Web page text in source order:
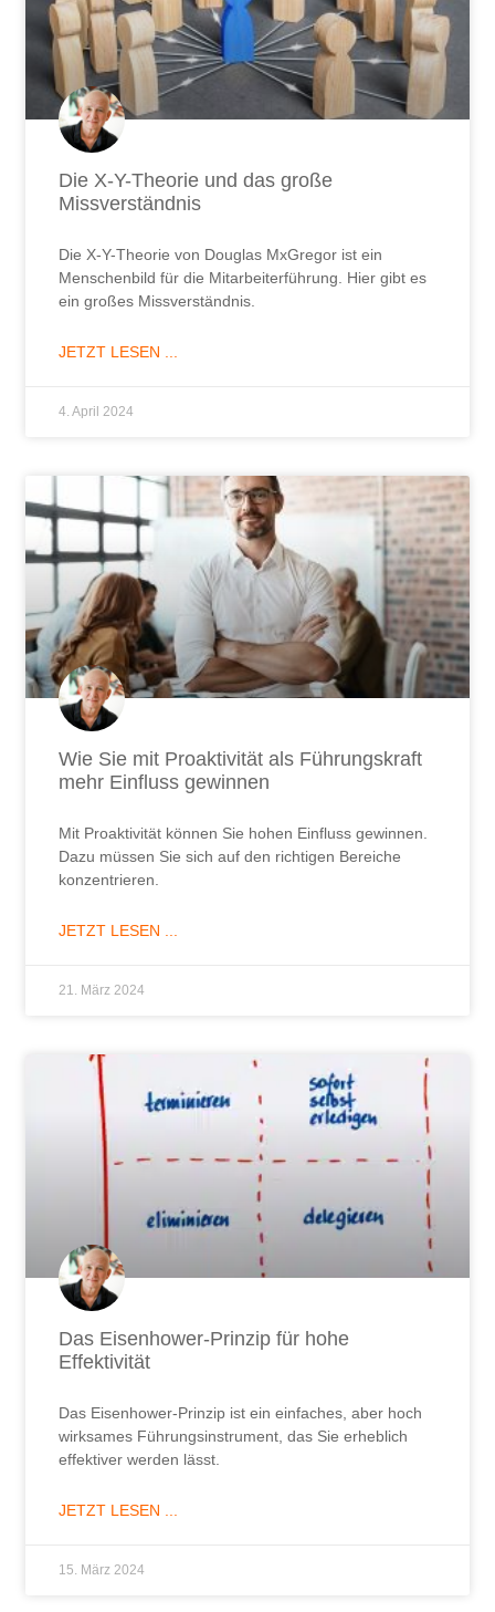
Die X-Y-Theorie und das große
Missverständnis
Die X-Y-Theorie von Douglas MxGregor ist ein
Menschenbild für die Mitarbeiterführung. Hier gibt es
ein großes Missverständnis.
JETZT LESEN ...
4. April 2024
Wie Sie mit Proaktivität als Führungskraft
mehr Einfluss gewinnen
Mit Proaktivität können Sie hohen Einfluss gewinnen.
Dazu müssen Sie sich auf den richtigen Bereiche
konzentrieren.
JETZT LESEN ...
21. März 2024
Das Eisenhower-Prinzip für hohe
Effektivität
Das Eisenhower-Prinzip ist ein einfaches, aber hoch
wirksames Führungsinstrument, das Sie erheblich
effektiver werden lässt.
JETZT LESEN ...
15. März 2024